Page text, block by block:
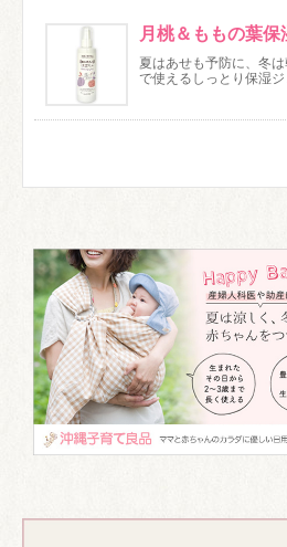
月桃＆ももの葉保
夏はあせも予防に、冬
で使えるしっとり保湿